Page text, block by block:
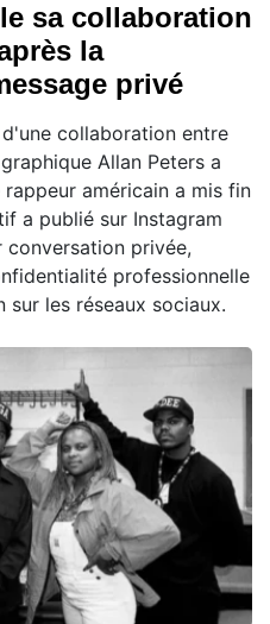
sa collaboration
la
privé
collaboration entre
Allan Peters a
américain a mis fin
a publié sur Instagram
conversation privée,
professionnelle
les réseaux sociaux.